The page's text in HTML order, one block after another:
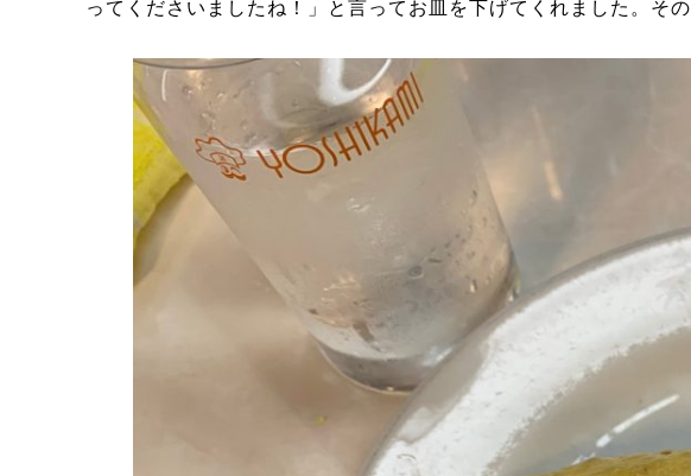
ってくださいましたね！」と言ってお皿を下げてくれました。そ